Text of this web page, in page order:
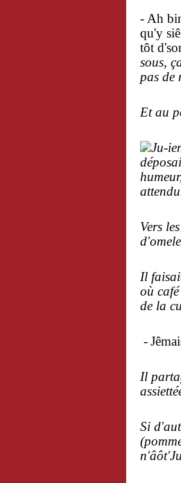
- Ah
qu'y
tôt
sous,
pas de
Et au
Vers
Il
où
de la
-
Il
Si